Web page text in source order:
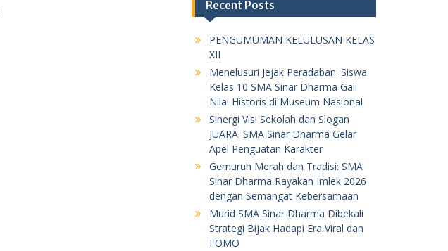
Recent Posts
PENGUMUMAN KELULUSAN KELAS
XII
Menelusuri Jejak Peradaban: Siswa
Kelas 10 SMA Sinar Dharma Gali
Nilai Historis di Museum Nasional
Sinergi Visi Sekolah dan Slogan
JUARA: SMA Sinar Dharma Gelar
Apel Penguatan Karakter
Gemuruh Merah dan Tradisi: SMA
Sinar Dharma Rayakan Imlek 2026
dengan Semangat Kebersamaan
Murid SMA Sinar Dharma Dibekali
Strategi Bijak Hadapi Era Viral dan
FOMO